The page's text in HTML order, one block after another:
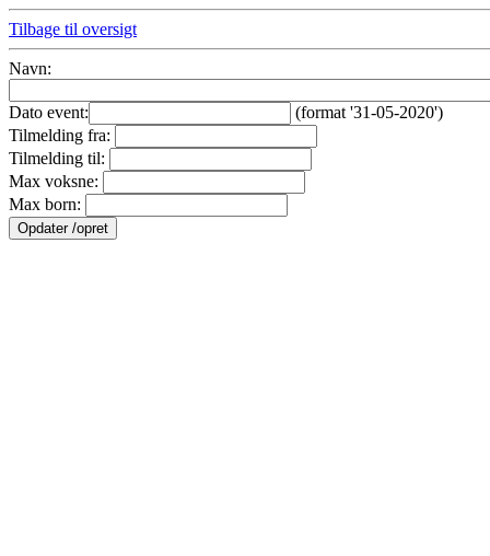
Tilbage til oversigt
Navn:
Dato event:
(format '31-05-2020')
Tilmelding fra:
Tilmelding til:
Max voksne:
Max born: